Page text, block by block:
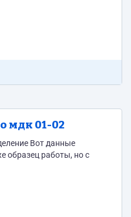
мдк 01-02
Вот данные